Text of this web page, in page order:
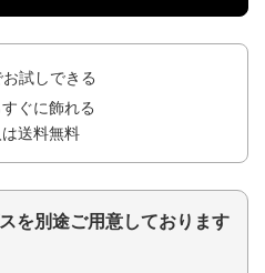
試しできる
ぐに飾れる
送料無料
を別途ご用意しております